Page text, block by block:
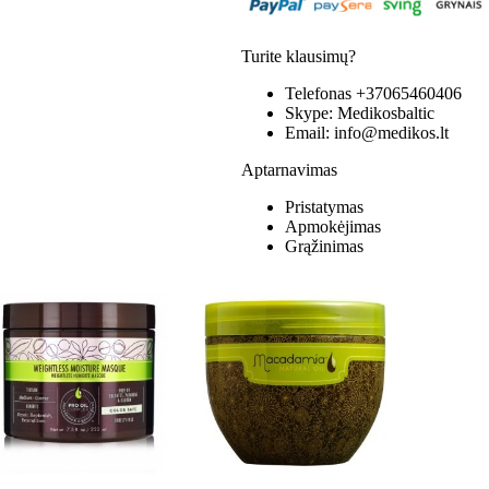
Turite klausimų?
Telefonas +37065460406
Skype: Medikosbaltic
Email: info@medikos.lt
Aptarnavimas
Pristatymas
Apmokėjimas
Grąžinimas